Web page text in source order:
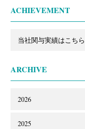
ACHIEVEMENT
当社関与実績はこちら
ARCHIVE
2026
2025